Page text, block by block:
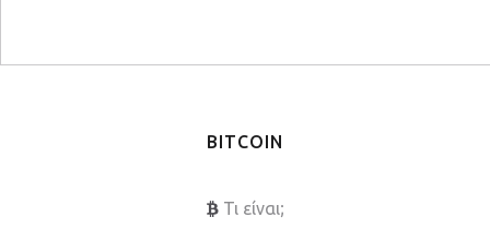
BITCOIN
Τι είναι;